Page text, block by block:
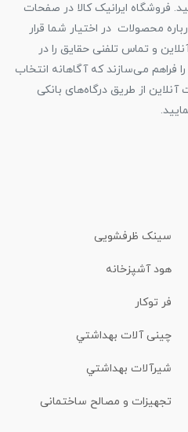
فروشگاه ایرانیک کالا در صفحات
محصولات در اختیار شما قرار
و تماس تلفنی حقایق را در
فراهم می‌سازند که آگاهانه انتخاب
از طریق درگاه‌های بانکی
سینک ظرفشویی
هود آشپزخانه
فر توکار
چینی آلات بهداشتي
شیرآلات بهداشتي
تجهیزات و مصالح ساختمانی